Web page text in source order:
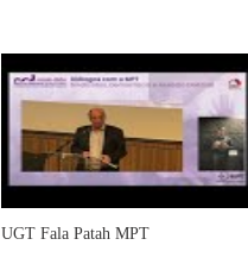
UGT Fala Patah MPT